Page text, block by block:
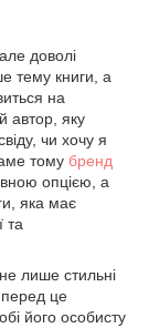
доволі
тему книги, а
на
автор, яку
чи хочу я
тому бренд
опцією, а
яка має
та
лише стильні
це
його особисту